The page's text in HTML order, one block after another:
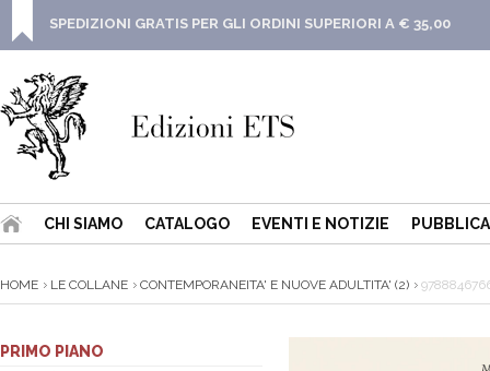
SPEDIZIONI GRATIS PER GLI ORDINI SUPERIORI A € 35,00
CHI SIAMO CATALOGO EVENTI E NOTIZIE
HOME LE COLLANE CONTEMPORANEITA' E NUOVE ADULTITA' (2)
PRIMO PIANO